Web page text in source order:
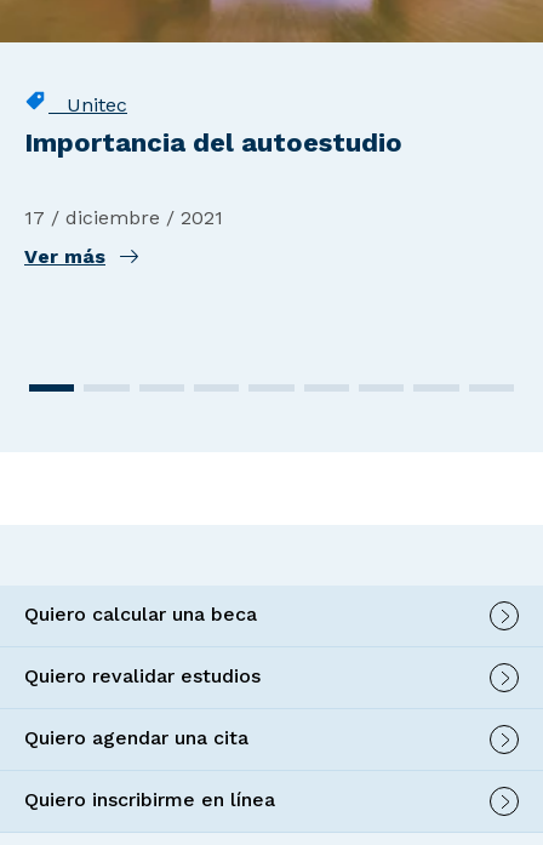
Unitec
Importancia del autoestudio
17 / diciembre / 2021
Ver más
Quiero calcular una beca
Quiero revalidar estudios
Quiero agendar una cita
Quiero inscribirme en línea